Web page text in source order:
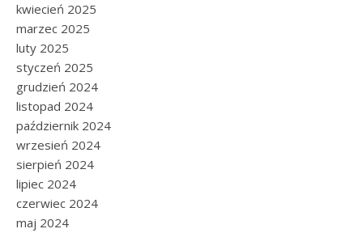
kwiecień 2025
marzec 2025
luty 2025
styczeń 2025
grudzień 2024
listopad 2024
październik 2024
wrzesień 2024
sierpień 2024
lipiec 2024
czerwiec 2024
maj 2024